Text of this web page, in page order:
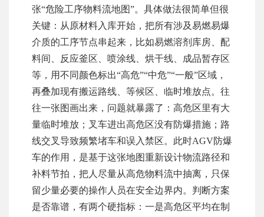
张“危险工序物料流地图”。具体做法很简单但很
关键：从原材料入库开始，把所有涉及易燃易爆
介质的工序节点串起来，比如易燃溶剂库房、配
料间、反应釜区、喷涂线、烘干线、成品暂存区
等，用不同颜色标出“高危”“中危”“一般”区域，
再叠加现有搬运路线、等候区、临时堆放点。往
往一张图画出来，问题就暴露了：高危区里有大
量临时堆放；叉车进出高危区没有防爆措施；路
线交叉导致频繁堵车和误入禁区。此时AGV防爆
车的作用，是基于这张地图重新设计物流路径和
补料节拍，把人尽量从高危物料流中抽离，只保
留少量必要的操作人员在安全边界内。判断方案
是否靠谱，有两个硬指标：一是高危区平均在制